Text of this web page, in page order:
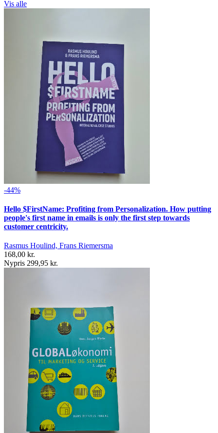
Vis alle
-44%
Hello $FirstName: Profiting from Personalization. How putting
people's first name in emails is only the first step towards
customer centricity.
Rasmus Houlind, Frans Riemersma
168,00 kr.
Nypris 299,95 kr.